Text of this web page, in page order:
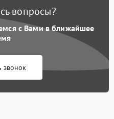
₽ Подробнее →
вопросы?
с Вами в ближайшее
звонок